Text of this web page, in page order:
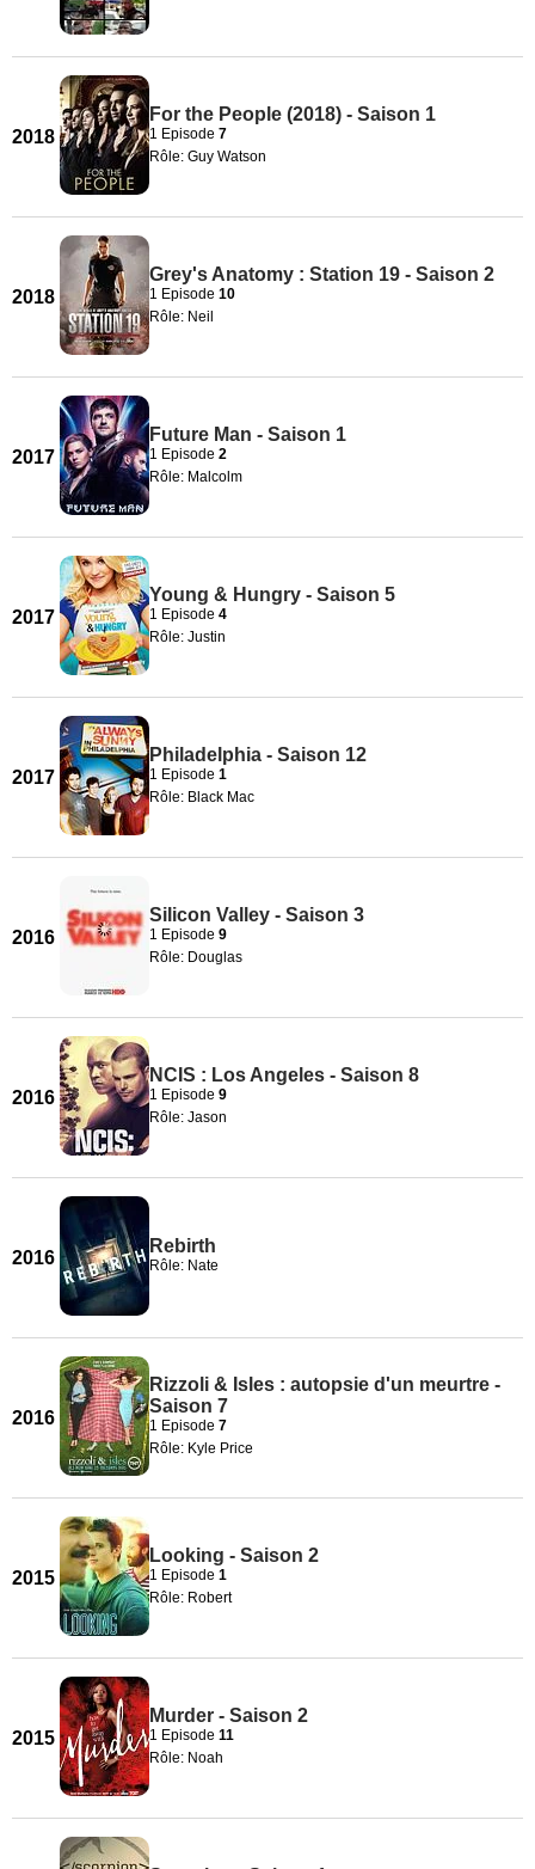
2018
For the People (2018) - Saison 1
1 Episode 7
Rôle: Guy Watson
2018
Grey's Anatomy : Station 19 - Saison 2
1 Episode 10
Rôle: Neil
2017
Future Man - Saison 1
1 Episode 2
Rôle: Malcolm
2017
Young & Hungry - Saison 5
1 Episode 4
Rôle: Justin
2017
Philadelphia - Saison 12
1 Episode 1
Rôle: Black Mac
2016
Silicon Valley - Saison 3
1 Episode 9
Rôle: Douglas
2016
NCIS : Los Angeles - Saison 8
1 Episode 9
Rôle: Jason
2016
Rebirth
Rôle: Nate
2016
Rizzoli & Isles : autopsie d'un meurtre -
Saison 7
1 Episode 7
Rôle: Kyle Price
2015
Looking - Saison 2
1 Episode 1
Rôle: Robert
2015
Murder - Saison 2
1 Episode 11
Rôle: Noah